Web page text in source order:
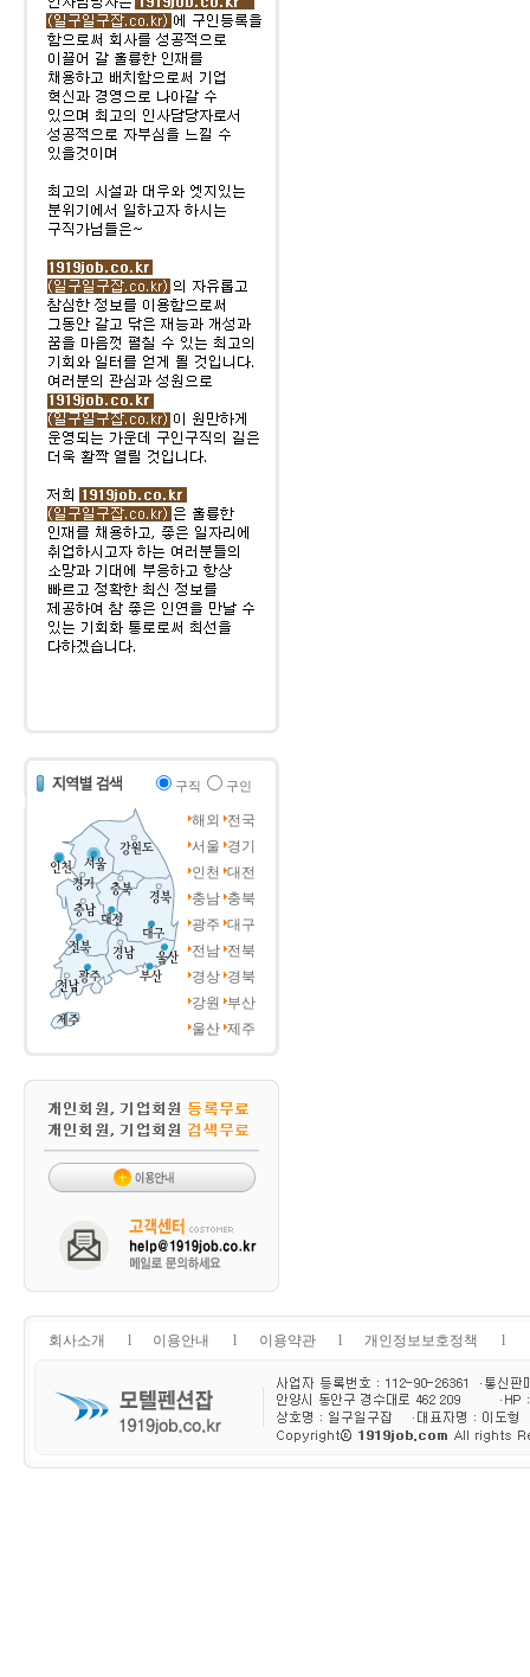
구직 구인
해외
전국
서울 경기
인천 대전
충남 충북
광주 대구
전남 전북
경상 경북
강원
부산
울산 제주
회사소개 l 이용안내 l 이용약관 l 개인정보보호정책 l